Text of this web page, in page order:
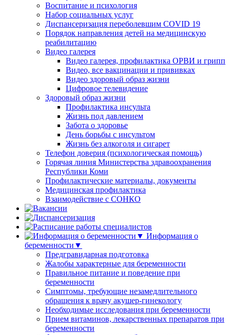
Воспитание и психология
Набор социальных услуг
Диспансеризация переболевшим COVID 19
Порядок направления детей на медицинскую
реабилитацию
Видео галерея
Видео галерея, профилактика ОРВИ и грипп
Видео, все вакцинации и прививках
Видео здоровый образ жизни
Цифровое телевидение
Здоровый образ жизни
Профилактика инсульта
Жизнь под давлением
Забота о здоровье
День борьбы с инсультом
Жизнь без алкоголя и сигарет
Телефон доверия (психологическая помощь)
Горячая линия Министерства здравоохранения
Республики Коми
Профилактические материалы, документы
Медицинская профилактика
Взаимодействие с СОНКО
Информация о
беременности▼
Предгравидарная подготовка
Жалобы характерные для беременности
Правильное питание и поведение при
беременности
Симптомы, требующие незамедлительного
обращения к врачу акушер-гинекологу
Необходимые исследования при беременности
Прием витаминов, лекарственных препаратов при
беременности